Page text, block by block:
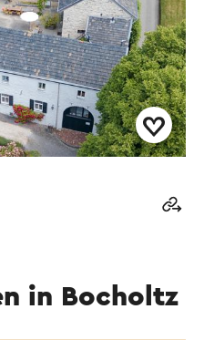
in Bocholtz